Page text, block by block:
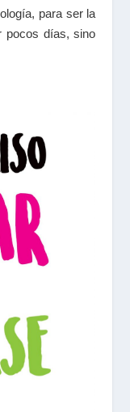
para ser la
pocos días, sino